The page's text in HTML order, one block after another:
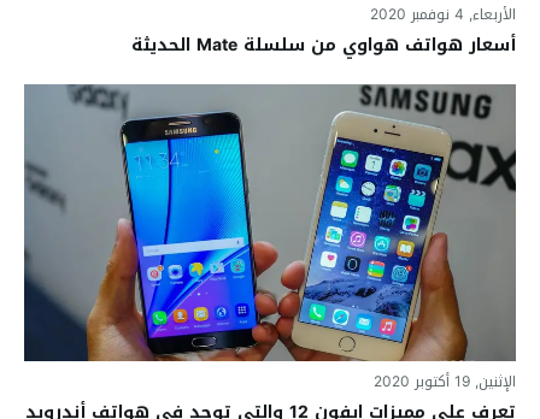
الأربعاء, 4 نوفمبر 2020
أسعار هواتف هواوي من سلسلة Mate الحديثة
الإثنين, 19 أكتوبر 2020
تعرف على مميزات ايفون 12 والتي توجد في هواتف أندرويد